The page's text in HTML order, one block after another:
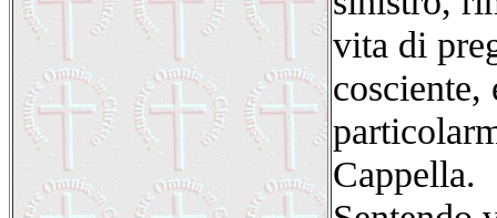
vita di
cosciente,
Cappella.